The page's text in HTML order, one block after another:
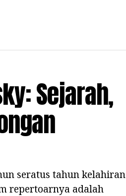
Sejarah,
seratus tahun kelahiran
repertoarnya adalah